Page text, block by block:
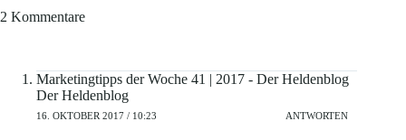
2 Kommentare
Marketingtipps der Woche 41 | 2017 - Der Heldenblog
Der Heldenblog
16. OKTOBER 2017 / 10:23 ANTWORTEN